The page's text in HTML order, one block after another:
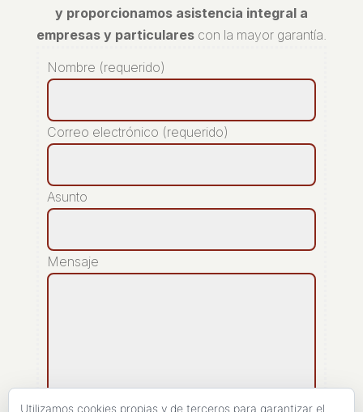
y proporcionamos asistencia integral a
empresas y particularescon la mayor garantía.
Nombre (requerido)
Correo electrónico (requerido)
Asunto
Mensaje
Utilizamos cookies propias y de terceros para garantizar el